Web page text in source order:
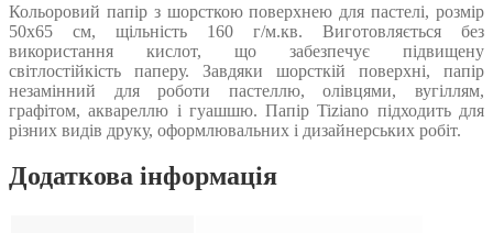
Кольоровий папір з шорсткою поверхнею для пастелі, розмір
50х65 см, щільність 160 г/м.кв. Виготовляється без
використання кислот, що забезпечує підвищену
світлостійкість паперу. Завдяки шорсткій поверхні, папір
незамінний для роботи пастеллю, олівцями, вугіллям,
графітом, аквареллю і гуашшю. Папір Tiziano підходить для
різних видів друку, оформлювальних і дизайнерських робіт.
Додаткова інформація